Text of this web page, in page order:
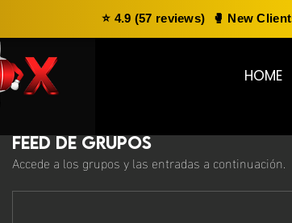
⭐ 4.9 (57 reviews) 🥊 New
HOME
Feed de grupos
Accede a los grupos y las entradas a continuación.